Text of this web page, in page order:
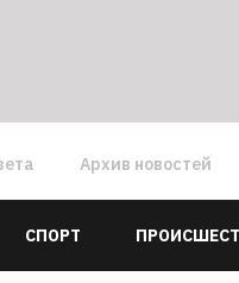
Архив новостей
СПОРТ